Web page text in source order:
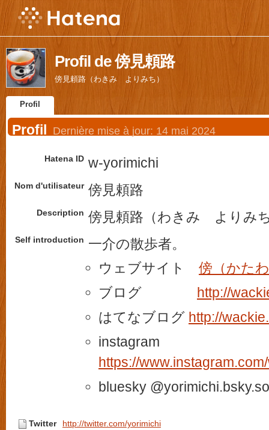
Profil de 傍見頼路
傍見頼路（わきみ よりみち）
Profil
Profil Dernière mise à jour: 14 mai 2024
Hatena ID w-yorimichi
Nom d'utilisateur 傍見頼路
Description 傍見頼路（わきみ よりみ
Self introduction 一介の散歩者。
ウェブサイト 傍（かた
ブログ
http://
はてなブログ http://
instagram
https://
bluesky
Twitter
http://twitter.com/yorimichi